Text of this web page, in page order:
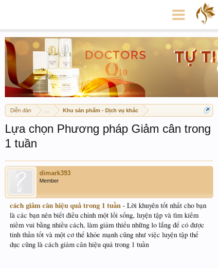
Diễn đàn Khu sản phẩm - Dịch vụ khác
Lựa chọn Phương pháp Giảm cân trong
1 tuần
dimark393
Member
cách giảm cân hiệu quả trong 1 tuần - Lời khuyên tốt nhất cho bạn
là các bạn nên biết điều chỉnh một lối sống, luyện tập và tìm kiếm
niềm vui bằng nhiều cách, làm giảm thiểu những lo lắng để có được
tinh thần tốt và một cơ thể khỏe mạnh cũng như việc luyện tập thể
dục cũng là cách giảm cân hiệu quả trong 1 tuần